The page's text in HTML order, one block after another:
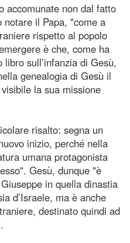
accomunate non dal fatto
il Papa, "come a
rispetto al popolo
è che, come ha
sull’infanzia di Gesù,
genealogia di Gesù il
la sua missione
risalto: segna un
inizio, perché nella
umana protagonista
Gesù, dunque "è
in quella dinastia
d’Israele, ma è anche
destinato quindi ad